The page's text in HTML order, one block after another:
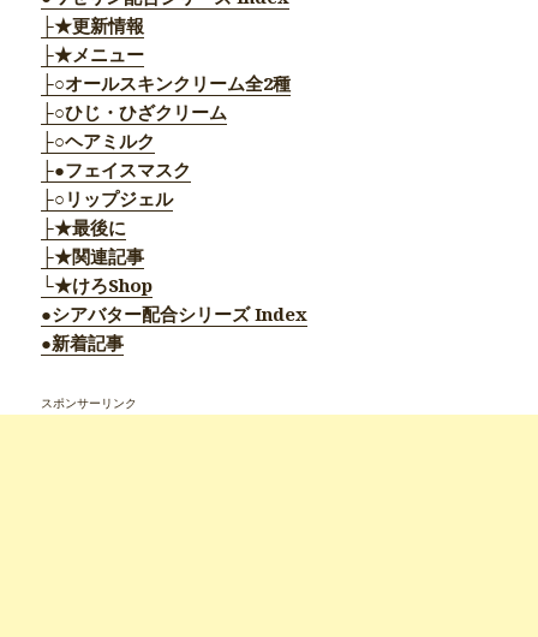
├★更新情報
├★メニュー
├○オールスキンクリーム全2種
├○ひじ・ひざクリーム
├○ヘアミルク
├●フェイスマスク
├○リップジェル
├★最後に
├★関連記事
└★けろShop
●シアバター配合シリーズ Index
●新着記事
スポンサーリンク